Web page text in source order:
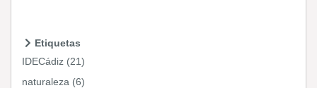
Etiquetas
IDECádiz (21)
naturaleza (6)